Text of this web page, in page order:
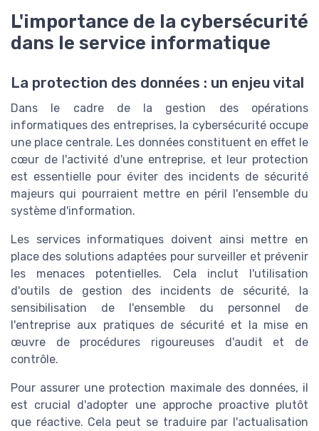
L'importance de la cybersécurité
dans le service informatique
La protection des données : un enjeu vital
Dans le cadre de la gestion des opérations
informatiques des entreprises, la cybersécurité occupe
une place centrale. Les données constituent en effet le
cœur de l'activité d'une entreprise, et leur protection
est essentielle pour éviter des incidents de sécurité
majeurs qui pourraient mettre en péril l'ensemble du
système d'information.
Les services informatiques doivent ainsi mettre en
place des solutions adaptées pour surveiller et prévenir
les menaces potentielles. Cela inclut l'utilisation
d'outils de gestion des incidents de sécurité, la
sensibilisation de l'ensemble du personnel de
l'entreprise aux pratiques de sécurité et la mise en
œuvre de procédures rigoureuses d'audit et de
contrôle.
Pour assurer une protection maximale des données, il
est crucial d'adopter une approche proactive plutôt
que réactive. Cela peut se traduire par l'actualisation